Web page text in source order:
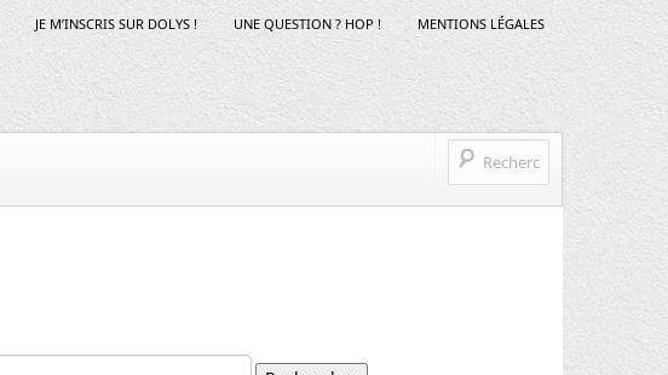
JE M’INSCRIS SUR DOLYS ! UNE QUESTION ? HOP ! MENTIONS LÉGALES